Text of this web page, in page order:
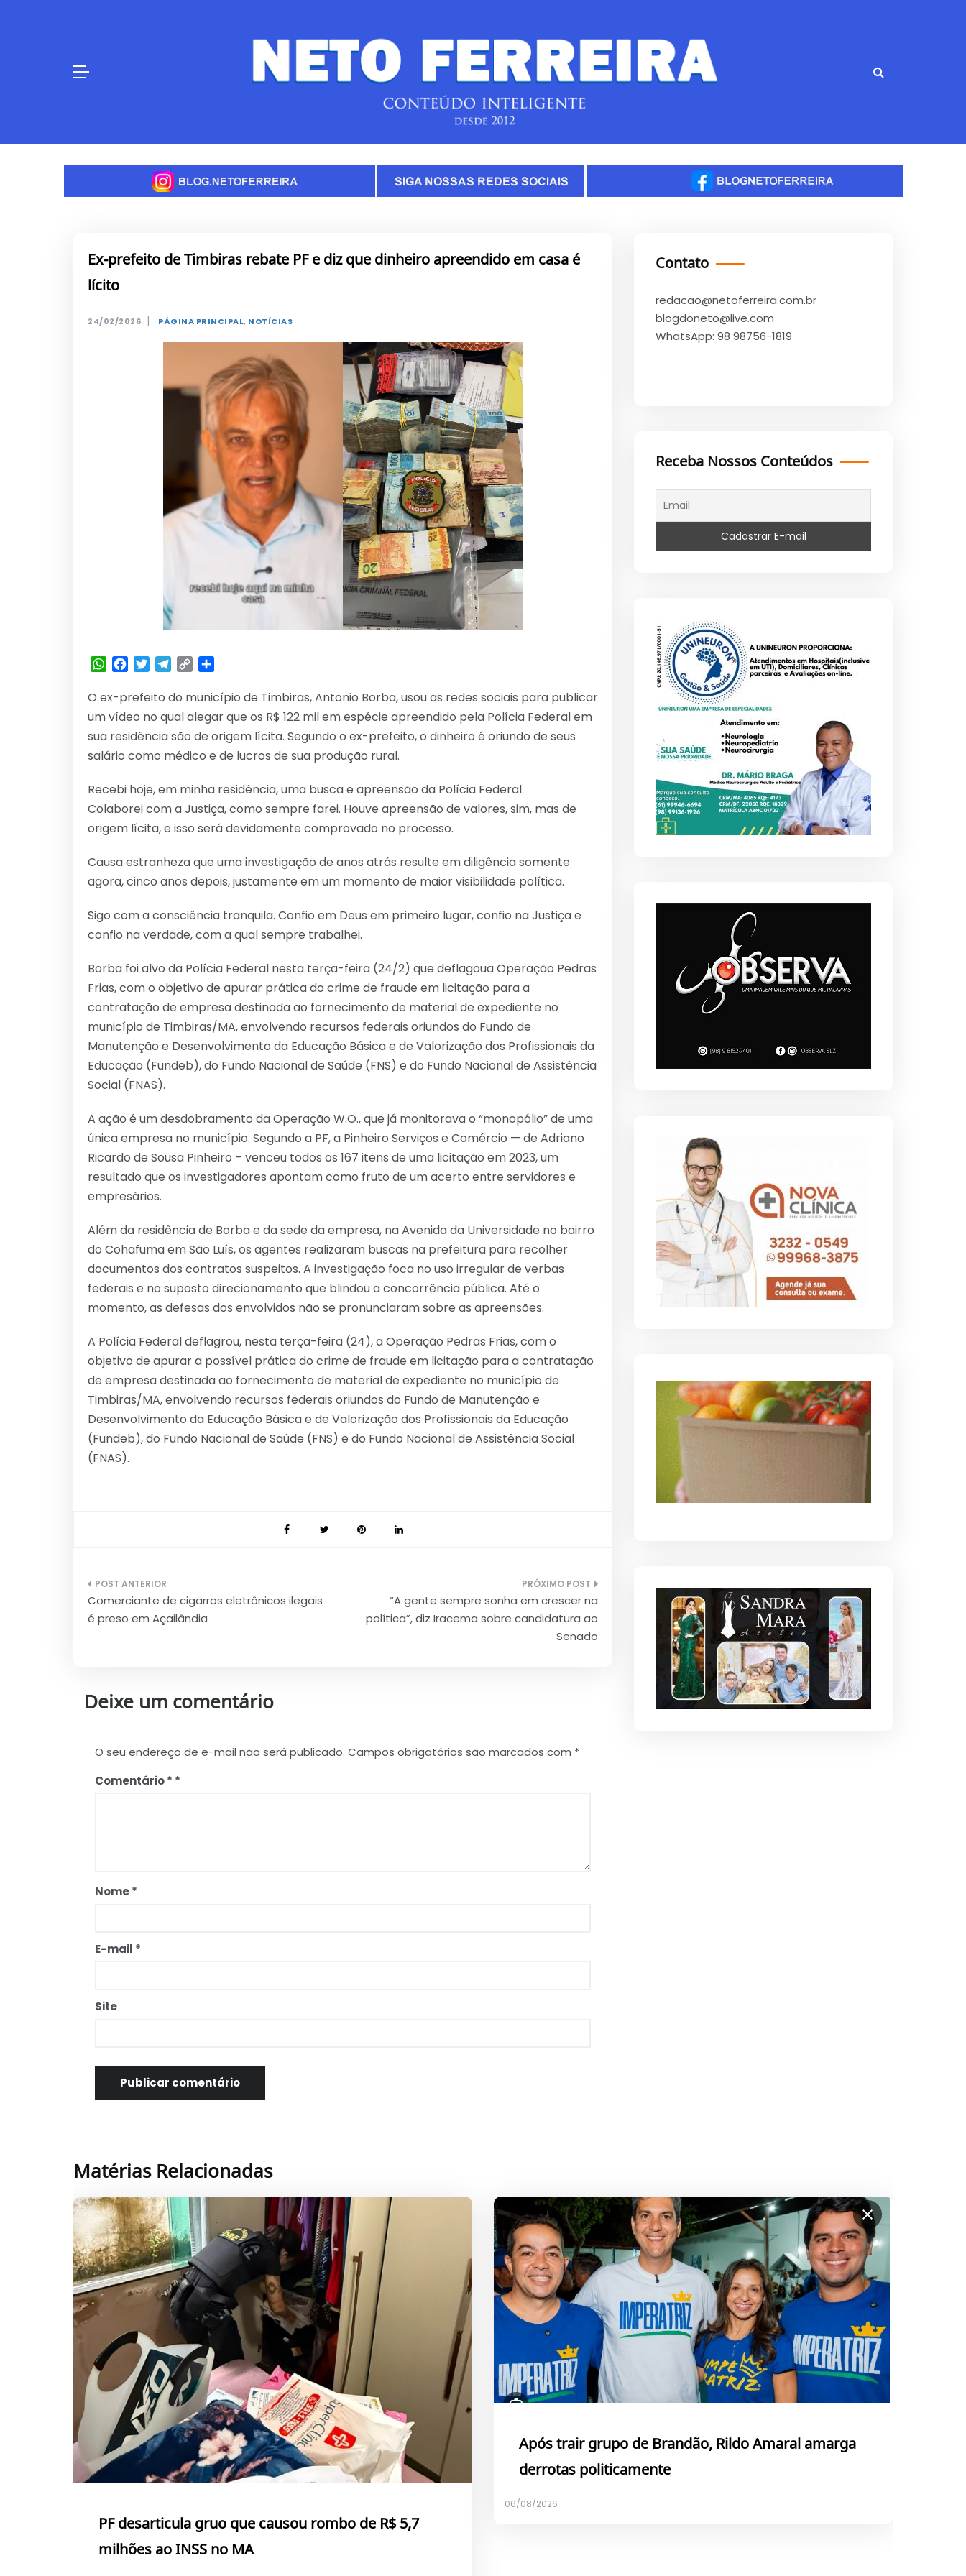
Ex-prefeito de Timbiras rebate PF e diz que dinheiro apreendido em casa é
lícito
24/02/2026 | PÁGINA PRINCIPAL, NOTÍCIAS
WhatsApp
Facebook
TwitterTelegram
Copy
O ex-prefeito do município de Timbiras, Antonio Borba, usou as redes sociais para publicar
um vídeo no qual alegar que os R$ 122 mil em espécie apreendido pela Polícia Federal em
sua residência são de origem lícita. Segundo o ex-prefeito, o dinheiro é oriundo de seus
salário como médico e de lucros de sua produção rural.
Recebi hoje, em minha residência, uma busca e apreensão da Polícia Federal.
Colaborei com a Justiça, como sempre farei. Houve apreensão de valores, sim, mas de
origem lícita, e isso será devidamente comprovado no processo.
Causa estranheza que uma investigação de anos atrás resulte em diligência somente
agora, cinco anos depois, justamente em um momento de maior visibilidade política.
Sigo com a consciência tranquila. Confio em Deus em primeiro lugar, confio na Justiça e
confio na verdade, com a qual sempre trabalhei.
Borba foi alvo da Polícia Federal nesta terça-feira (24/2) que deflagoua Operação Pedras
Frias, com o objetivo de apurar prática do crime de fraude em licitação para a
contratação de empresa destinada ao fornecimento de material de expediente no
município de Timbiras/MA, envolvendo recursos federais oriundos do Fundo de
Manutenção e Desenvolvimento da Educação Básica e de Valorização dos Profissionais da
Educação (Fundeb), do Fundo Nacional de Saúde (FNS) e do Fundo Nacional de Assistência
Social (FNAS).
A ação é um desdobramento da Operação W.O., que já monitorava o “monopólio” de uma
única empresa no município. Segundo a PF, a Pinheiro Serviços e Comércio — de Adriano
Ricardo de Sousa Pinheiro – venceu todos os 167 itens de uma licitação em 2023, um
resultado que os investigadores apontam como fruto de um acerto entre servidores e
empresários.
Além da residência de Borba e da sede da empresa, na Avenida da Universidade no bairro
do Cohafuma em São Luís, os agentes realizaram buscas na prefeitura para recolher
documentos dos contratos suspeitos. A investigação foca no uso irregular de verbas
federais e no suposto direcionamento que blindou a concorrência pública. Até o
momento, as defesas dos envolvidos não se pronunciaram sobre as apreensões.
A Polícia Federal deflagrou, nesta terça-feira (24), a Operação Pedras Frias, com o
objetivo de apurar a possível prática do crime de fraude em licitação para a contratação
de empresa destinada ao fornecimento de material de expediente no município de
Timbiras/MA, envolvendo recursos federais oriundos do Fundo de Manutenção e
Desenvolvimento da Educação Básica e de Valorização dos Profissionais da Educação
(Fundeb), do Fundo Nacional de Saúde (FNS) e do Fundo Nacional de Assistência Social
(FNAS).
Navegação
de
Comerciante de cigarros eletrônicos ilegais
é preso em Açailândia
“A gente sempre sonha em crescer na
política”, diz Iracema sobre candidatura ao
Senado
Deixe um comentário
O seu endereço de e-mail não será publicado. Campos obrigatórios são marcados com *
Comentário*
Nome*
E-mail *
Site
Contato
redacao@netoferreira.com.br
blogdoneto@live.com
WhatsApp: 98 98756-1819
Receba Nossos Conteúdos
Matérias Relacionadas
PF desarticula gruo que causou rombo de R$ 5,7
milhões ao INSS no MA
Após trair grupo de Brandão, Rildo Amaral amarga
derrotas politicamente
06/08/2026